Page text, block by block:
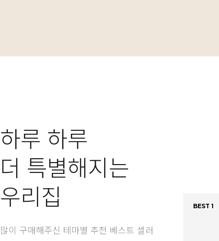
하루 하루
더 특별해지는
우리집
많이 구매해주신 테마별 추천 베스트 셀러
BEST 1